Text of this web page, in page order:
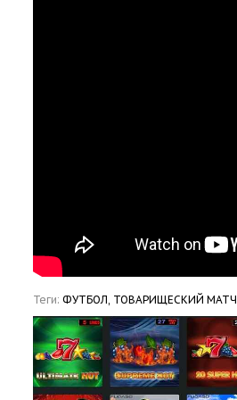
Теги: ФУТБОЛ, ТОВАРИЩЕСКИЙ МАТЧ,